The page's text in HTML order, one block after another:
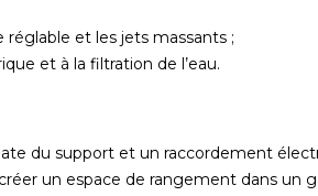
et les jets massants ;
et à la filtration de l’eau.
du support et un raccordement
un espace de rangement dans un